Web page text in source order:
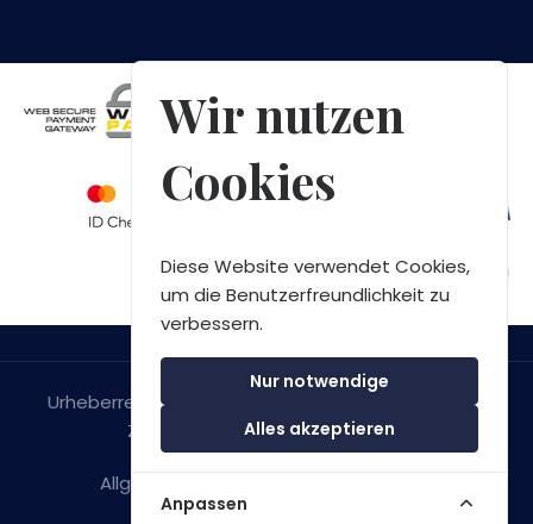
Urheberrecht © 2026 Green Bay Speedboat Tours
Zadar. Alle Rechte Vorbehalten.
Allgemeine Geschäftsbedingungen
Datenschutzerklarung
Wir nutzen
Cookies
Diese Website verwendet Cookies,
um die Benutzerfreundlichkeit zu
verbessern.
Nur notwendige
Alles akzeptieren
Anpassen